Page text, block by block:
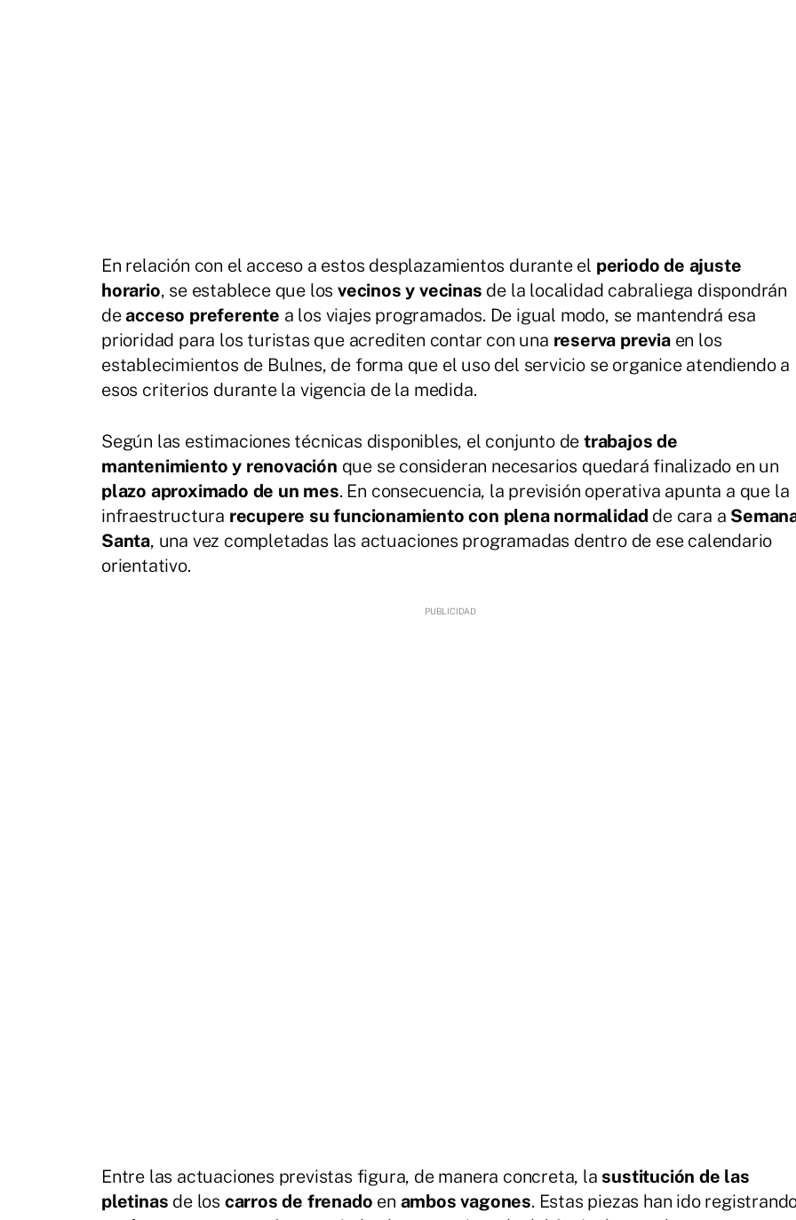
En relación con el acceso a estos desplazamientos durante el periodo de ajuste
horario, se establece que losvecinos y vecinas de la localidad cabraliega dispondrán
deacceso preferente a los viajes programados. De igual modo, se mantendrá esa
prioridad para los turistas que acrediten contar con una reserva previaen los
establecimientos de Bulnes, de forma que el uso del servicio se organice atendiendo a
esos criterios durante la vigencia de la medida.
Según las estimaciones técnicas disponibles, el conjunto de trabajos de
mantenimiento y renovación que se consideran necesarios quedará finalizado en un
plazo aproximado de un mes. En consecuencia, la previsión operativa apunta a que la
infraestructura recupere su funcionamiento con plena normalidad de cara a
Santa, una vez completadas las actuaciones programadas dentro de ese calendario
orientativo.
Entre las actuaciones previstas figura, de manera concreta, la sustitución de las
pletinas de los carros de frenado en ambos vagones. Estas piezas han ido